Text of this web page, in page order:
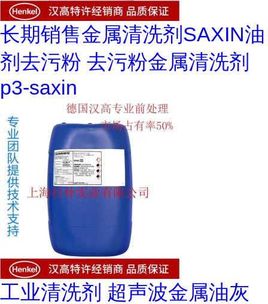
长期销售金属清洗剂SAXIN油
剂去污粉 去污粉金属清洗剂
p3-saxin
工业清洗剂 超声波金属油灰